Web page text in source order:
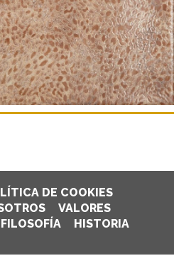
DE COOKIES
VALORES
FILOSOFÍA
HISTORIA